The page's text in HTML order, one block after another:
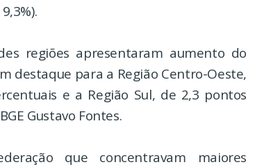
regiões apresentaram aumento do
destaque para a Região Centro-Oeste,
e a Região Sul, de 2,3 pontos
Gustavo Fontes.
que concentravam maiores